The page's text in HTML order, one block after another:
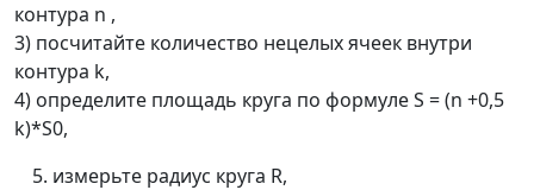
контура n ,
3) посчитайте количество нецелых ячеек внутри
контура k,
4) определите площадь круга по формуле S = (n +0,5
k)*S0,
измерьте радиус круга R,